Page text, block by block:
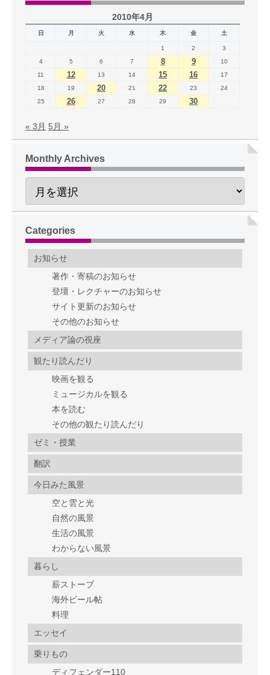
2010年4月
日 月 火 水 木 金 土
1 2
3
4
5 6 7 8 9
10
11
12 13 14 15 16
17
18
19 20 21 22 23
24
25
26 27 28 29 30
« 3月 5月 »
Monthly Archives
Categories
お知らせ
著作・寄稿のお知らせ
登壇・レクチャーのお知らせ
サイト更新のお知らせ
その他のお知らせ
メディア論の視座
観たり読んだり
映画を観る
ミュージカルを観る
本を読む
その他の観たり読んだり
ゼミ・授業
翻訳
今日みた風景
空と雲と光
自然の風景
生活の風景
わからない風景
暮らし
薪ストーブ
海外ビール帖
料理
エッセイ
乗りもの
ディフェンダー110